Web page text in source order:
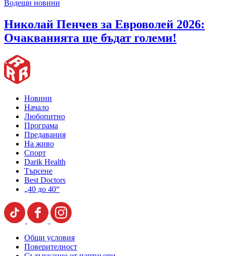
Водещи новини
Николай Пенчев за Евроволей 2026:
Очакванията ще бъдат големи!
Новини
Начало
Любопитно
Програма
Предавания
На живо
Спорт
Darik Health
Търсене
Best Doctors
„40 до 40“
Общи условия
Поверителност